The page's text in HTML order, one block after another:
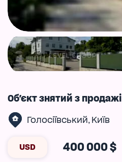
Об'єкт знятий з продажі
Голосіївський, Київ
USD 400 000 $